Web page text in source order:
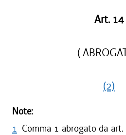
Art. 14
(
(2)
Note:
1 Comma 1 abrogato da